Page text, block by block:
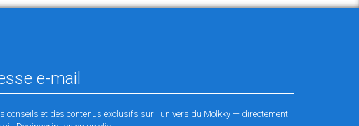
conseils et des contenus exclusifs sur l'univers du Mölkky — directement